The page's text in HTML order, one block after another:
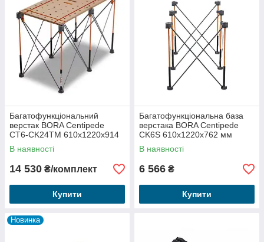
Багатофункціональний
верстак BORA Centipede
CT6-CK24TM 610x1220x914
мм
В наявності
14 530 ₴/комплект
Купити
Багатофункціональна база
верстака BORA Centipede
CK6S 610x1220x762 мм
В наявності
6 566 ₴
Купити
Новинка